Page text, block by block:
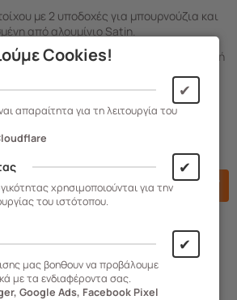
με 2 υποδοχές για μπουρνούζια και
από αλουμίνιο Satin.
να ταιριάξει απόλυτα με κάθε μπάνιο ή
σε μη λείες επιφάνειες. Οι βίδες
Cookies!
✔
απαραίτητα για τη λειτουργία του
✔
χρησιμοποιούνται για την
του ιστότοπου.
✔
μας βοηθουν να προβάλουμε
με τα ενδιαφέροντα σας.
Google Ads, Facebook Pixel